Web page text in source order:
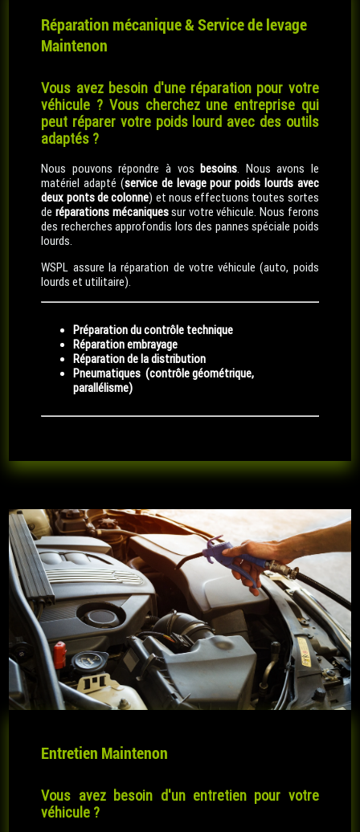
Réparation mécanique & Service de levage
Maintenon
Vous avez besoin d'une réparation pour votre
véhicule ? Vous cherchez une entreprise qui
peut réparer votre poids lourd avec des outils
adaptés ?
Nous pouvons répondre à vos besoins. Nous avons le
matériel adapté (service de levage pour poids lourds avec
deux ponts de colonne) et nous effectuons toutes sortes
de réparations mécaniquessur votre véhicule. Nous ferons
des recherches approfondis lors des pannes spéciale poids
lourds.
WSPL assure la réparation de votre véhicule (auto, poids
lourds et utilitaire).
Préparation du contrôle technique
Réparation embrayage
Réparation de la distribution
Pneumatiques (contrôle géométrique,
parallélisme)
Entretien Maintenon
Vous avez besoin d'un entretien pour votre
véhicule ?